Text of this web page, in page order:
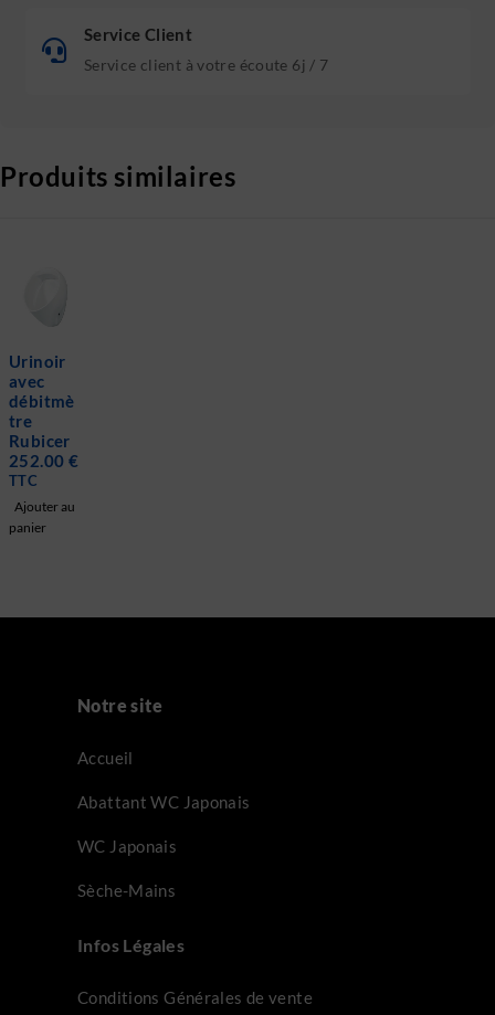
Service Client
Service client à votre écoute 6j / 7
Produits similaires
Urinoir
avec
débitmè
tre
Rubicer
252.00 €
TTC
Ajouter au
panier
Notre site
Accueil
Abattant WC Japonais
WC Japonais
Sèche-Mains
Infos Légales
Conditions Générales de vente